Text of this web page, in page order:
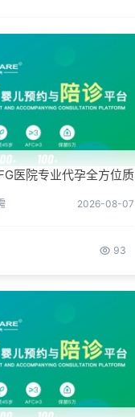
医院专业代孕全方位质
2026-08-07
93